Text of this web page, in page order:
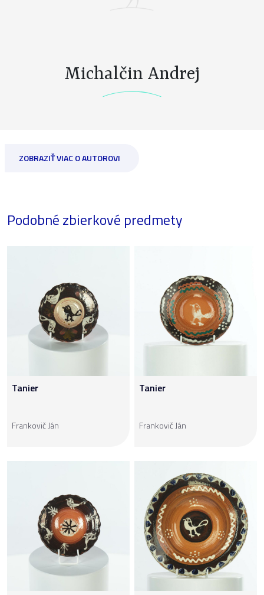
Michalčin Andrej
ZOBRAZIŤ VIAC O AUTOROVI
Podobné zbierkové predmety
Tanier
Frankovič Ján
Tanier
Frankovič Ján